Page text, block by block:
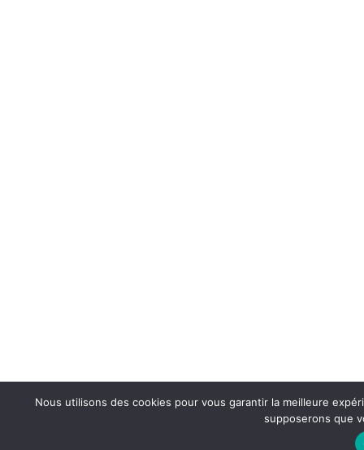
Nous utilisons des cookies pour vous garantir la meilleure
supposerons que